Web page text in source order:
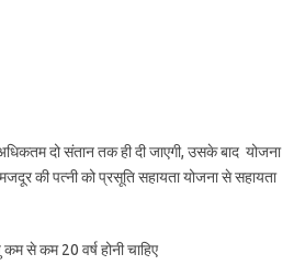
दो संतान तक ही दी जाएगी, उसके बाद योजना
की पत्नी को प्रसूति सहायता योजना से सहायता
से कम 20 वर्ष होनी चाहिए